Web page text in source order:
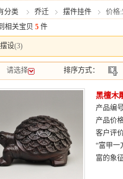
分类 乔迁 摆件挂件
价格
相关宝贝 5 件
设(3)
请选择 排序方式：
黑檀木
产品编
产品价
客户评
“富甲一
富的象